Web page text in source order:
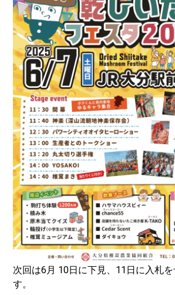
次回は6月 10日に下見、11日に入札を
す。